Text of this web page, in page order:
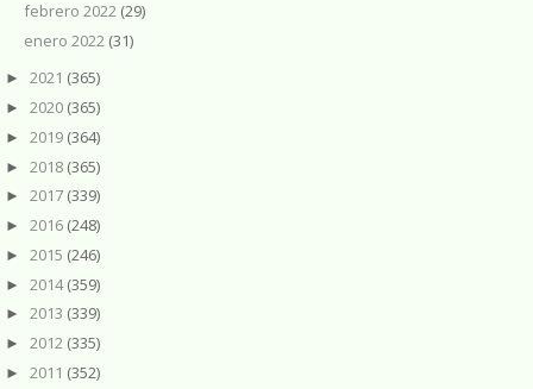
febrero 2022 (29)
enero 2022 (31)
► 2021 (365)
► 2020 (365)
► 2019 (364)
► 2018 (365)
► 2017 (339)
► 2016 (248)
► 2015 (246)
► 2014(359)
► 2013 (339)
► 2012 (335)
► 2011 (352)